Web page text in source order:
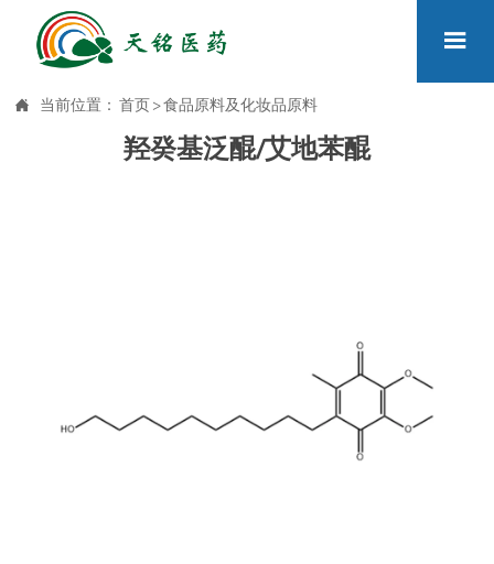

 当前位置： 首页 >食品原料及化妆品原料
羟癸基泛醌/艾地苯醌